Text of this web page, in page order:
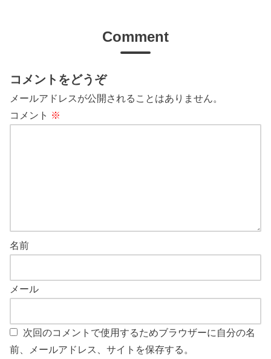
Comment
コメントをどうぞ
メールアドレスが公開されることはありません。
コメント ※
名前
メール
次回のコメントで使用するためブラウザーに自分の名
前、メールアドレス、サイトを保存する。